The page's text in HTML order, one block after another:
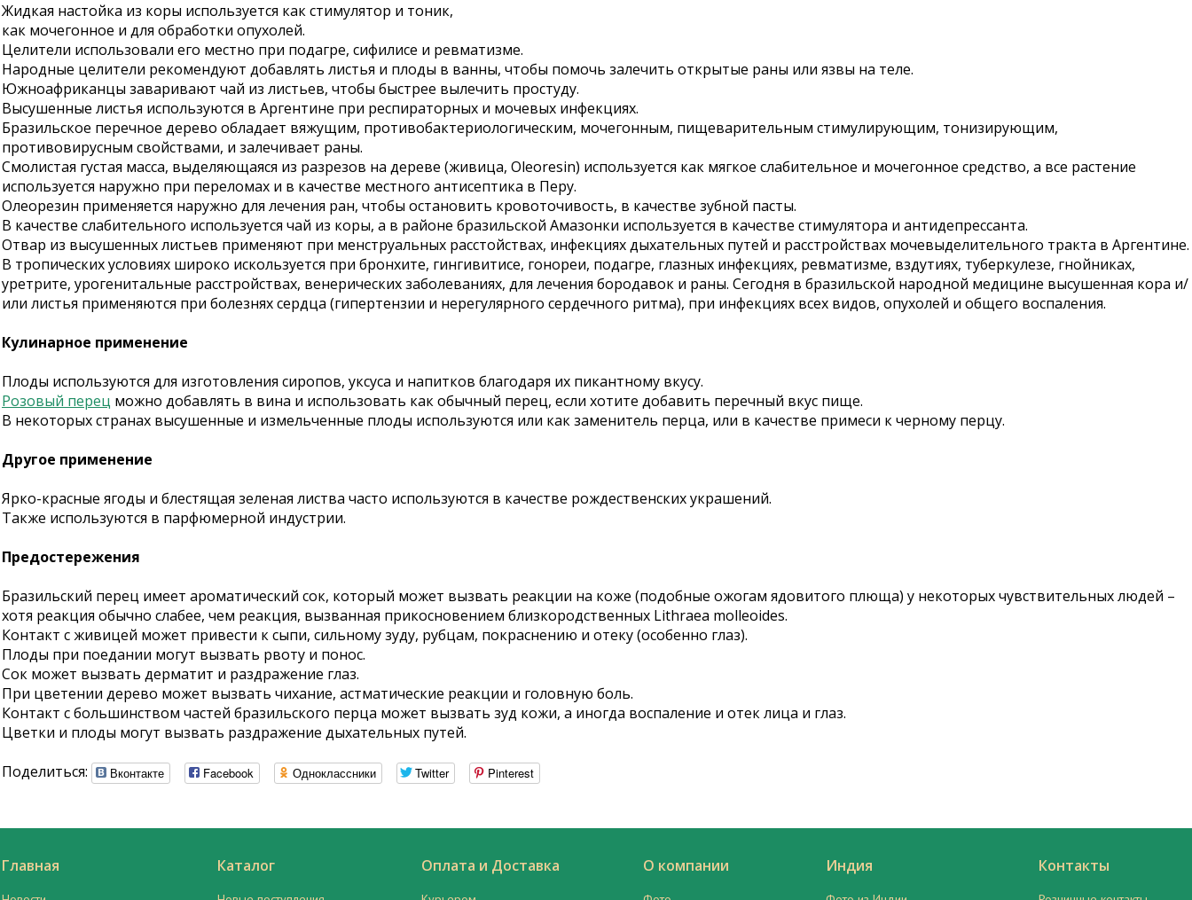
Жидкая настойка из коры используется как стимулятор и тоник,
как мочегонное и для обработки опухолей.
Целители использовали его местно при подагре, сифилисе и ревматизме.
Народные целители рекомендуют добавлять листья и плоды в ванны, чтобы помочь залечить открытые раны или язвы на теле.
Южноафриканцы заваривают чай из листьев, чтобы быстрее вылечить простуду.
Высушенные листья используются в Аргентине при респираторных и мочевых инфекциях.
Бразильское перечное дерево обладает вяжущим, противобактериологическим, мочегонным, пищеварительным стимулирующим, тонизирующим,
противовирусным свойствами, и залечивает раны.
Смолистая густая масса, выделяющаяся из разрезов на дереве (живица, Oleoresin) используется как мягкое слабительное и мочегонное средство, а все растение
используется наружно при переломах и в качестве местного антисептика в Перу.
Олеорезин применяется наружно для лечения ран, чтобы остановить кровоточивость, в качестве зубной пасты.
В качестве слабительного используется чай из коры, а в районе бразильской Амазонки используется в качестве стимулятора и антидепрессанта.
Отвар из высушенных листьев применяют при менструальных расстойствах, инфекциях дыхательных путей и расстройствах мочевыделительного тракта в Аргентине.
В тропических условиях широко искользуется при бронхите, гингивитисе, гонореи, подагре, глазных инфекциях, ревматизме, вздутиях, туберкулезе, гнойниках,
уретрите, урогенитальные расстройствах, венерических заболеваниях, для лечения бородавок и раны. Сегодня в бразильской народной медицине высушенная кора и/
или листья применяются при болезнях сердца (гипертензии и нерегулярного сердечного ритма), при инфекциях всех видов, опухолей и общего воспаления.
Кулинарное применение
Плоды используются для изготовления сиропов, уксуса и напитков благодаря их пикантному вкусу.
Розовый перец можно добавлять в вина и использовать как обычный перец, если хотите добавить перечный вкус пище.
В некоторых странах высушенные и измельченные плоды используются или как заменитель перца, или в качестве примеси к черному перцу.
Другое применение
Ярко-красные ягоды и блестящая зеленая листва часто используются в качестве рождественских украшений.
Также используются в парфюмерной индустрии.
Предостережения
Бразильский перец имеет ароматический сок, который может вызвать реакции на коже (подобные ожогам ядовитого плюща) у некоторых чувствительных людей –
хотя реакция обычно слабее, чем реакция, вызванная прикосновением близкородственных Lithraea molleoides.
Контакт с живицей может привести к сыпи, сильному зуду, рубцам, покраснению и отеку (особенно глаз).
Плоды при поедании могут вызвать рвоту и понос.
Сок может вызвать дерматит и раздражение глаз.
При цветении дерево может вызвать чихание, астматические реакции и головную боль.
Контакт с большинством частей бразильского перца может вызвать зуд кожи, а иногда воспаление и отек лица и глаз.
Цветки и плоды могут вызвать раздражение дыхательных путей.
Поделиться:
Вконтакте Facebook Одноклассники Twitter Pinterest
Главная Каталог Оплата и Доставка О компании Индия Контакты